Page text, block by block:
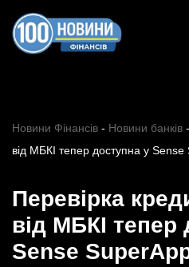
Перейти
Новини Фінансів - Новини банків -
від МБКІ тепер доступна у
Перевірка
від МБКІ тепер
Sense